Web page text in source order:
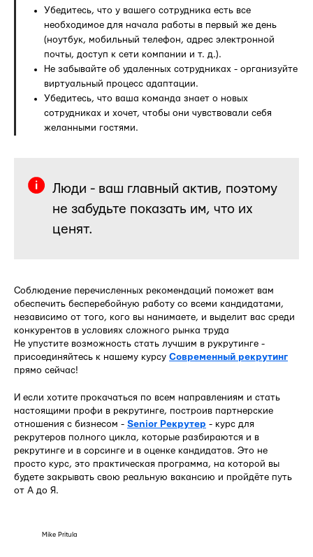
Убедитесь, что у вашего сотрудника есть все
необходимое для начала работы в первый же день
(ноутбук, мобильный телефон, адрес электронной
почты, доступ к сети компании и т. д.).
Не забывайте об удаленных сотрудниках - организуйте
виртуальный процесс адаптации.
Убедитесь, что ваша команда знает о новых
сотрудниках и хочет, чтобы они чувствовали себя
желанными гостями.
Люди - ваш главный актив, поэтому
не забудьте показать им, что их
ценят.
Соблюдение перечисленных рекомендаций поможет вам
обеспечить бесперебойную работу со всеми кандидатами,
независимо от того, кого вы нанимаете, и выделит вас среди
конкурентов в условиях сложного рынка труда
Не упустите возможность стать лучшим в рукрутинге -
присоединяйтесь к нашему курсу Современный рекрутинг
прямо сейчас!
И если хотите прокачаться по всем направлениям и стать
настоящими профи в рекрутинге, построив партнерские
отношения с бизнесом - Senior Рекрутер - курс для
рекрутеров полного цикла, которые разбираются и в
рекрутинге и в сорсинге и в оценке кандидатов. Это не
просто курс, это практическая программа, на которой вы
будете закрывать свою реальную вакансию и пройдёте путь
от А до Я.
Mike Pritula